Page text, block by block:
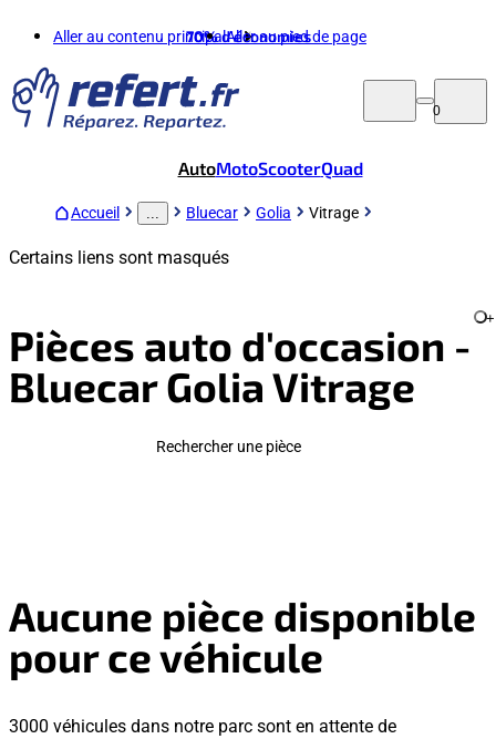
Aller au contenu principalAller au pied de page
70%d'économies
0
AutoMotoScooterQuad
Accueil Bluecar Golia Vitrage
Certains liens sont masqués
Pièces auto d'occasion -
Bluecar Golia Vitrage
+
Rechercher une pièce
Aucune pièce disponible
pour ce véhicule
3000 véhicules dans notre parc sont en attente de